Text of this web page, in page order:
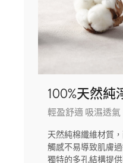
100%天然純
輕盈舒適 吸濕透氣
天然純棉纖維材質
觸感不易導致肌膚
獨特的多孔結構提